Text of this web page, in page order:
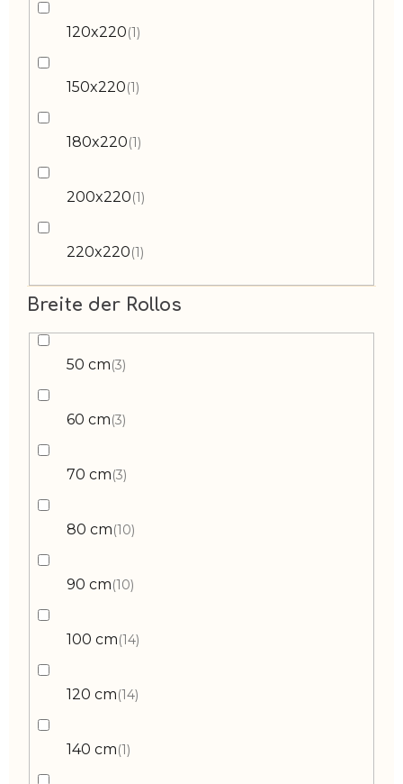
120x220 1
150x220 1
180x220 1
200x220 1
220x220 1
Breite der Rollos
50 cm 3
60 cm 3
70 cm 3
80 cm 10
90 cm 10
100 cm 14
120 cm 14
140 cm 1